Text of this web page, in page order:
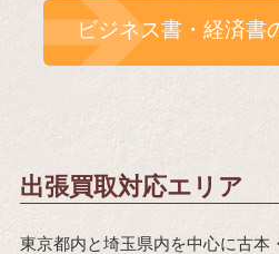
ビジネス書・経済書
出張買取対応エリア
東京都内と埼玉県内を中心に古本